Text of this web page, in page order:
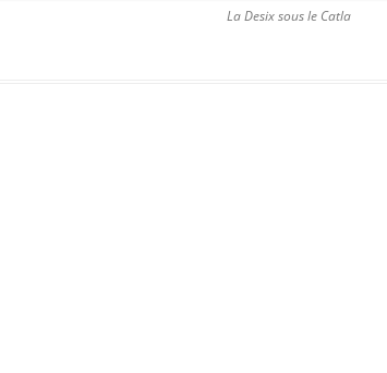
La Desix sous le Catla